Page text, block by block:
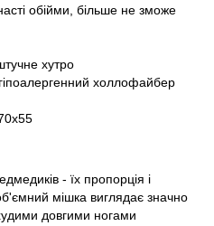
обійми, більше не зможе
хутро
холлофайбер
- їх пропорція і
мішка виглядає значно
довгими ногами